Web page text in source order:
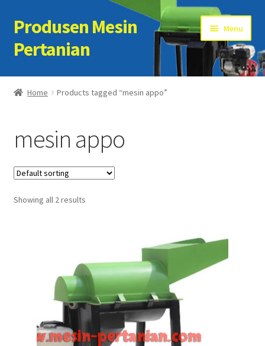
Skip
to
navigation
Skip
to
content
Produsen Mesin
Pertanian
Menu
Home
Cart
Checkout
Kontak Kami
Home Products tagged “mesin appo”
mesin appo
Showing all 2 results